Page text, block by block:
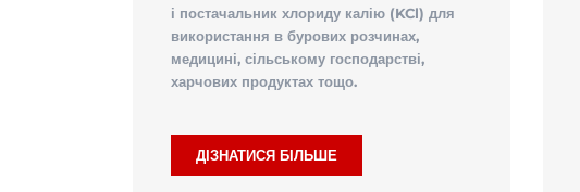
і постачальник хлориду калію (KCl) для
використання в бурових розчинах,
медицині, сільському господарстві,
харчових продуктах тощо.
ДІЗНАТИСЯ БІЛЬШЕ